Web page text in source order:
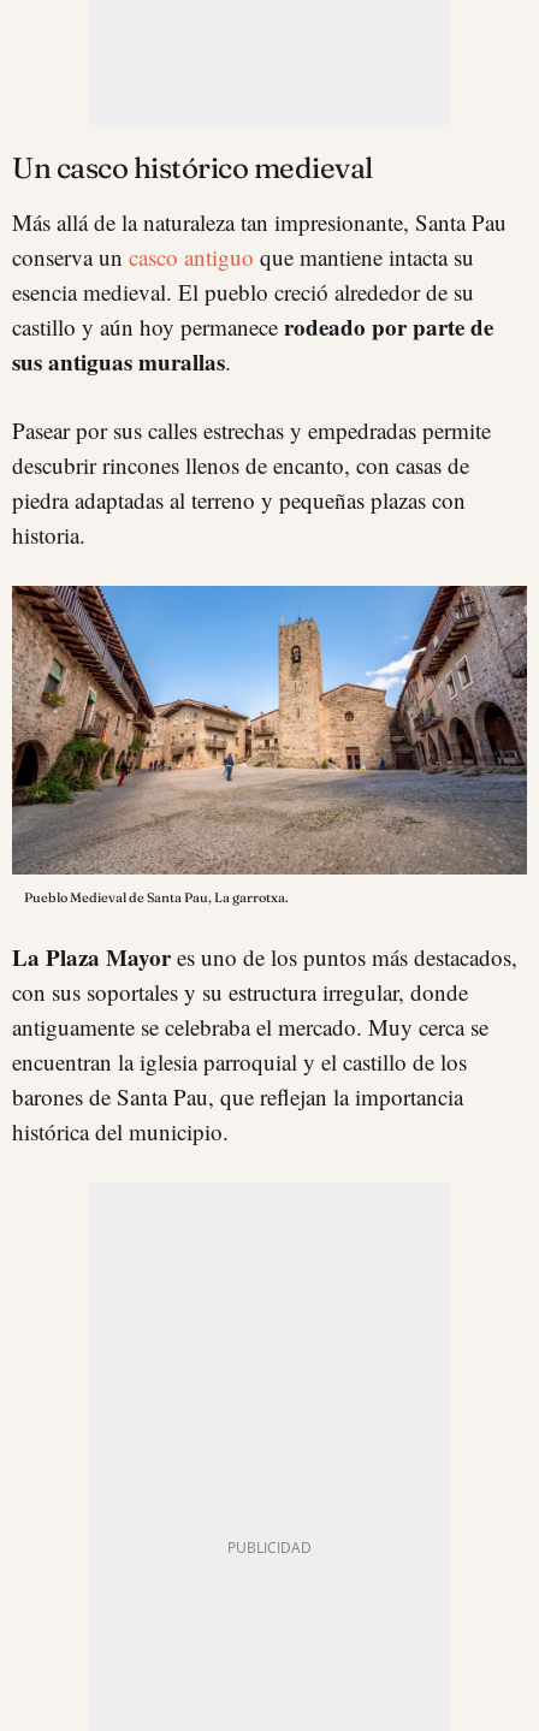
Un casco histórico medieval
Más allá de la naturaleza tan impresionante, Santa Pau
conserva un casco antiguo que mantiene intacta su
esencia medieval. El pueblo creció alrededor de su
castillo y aún hoy permanece rodeado por parte de
sus antiguas murallas.
Pasear por sus calles estrechas y empedradas permite
descubrir rincones llenos de encanto, con casas de
piedra adaptadas al terreno y pequeñas plazas con
historia.
Pueblo Medieval de Santa Pau, La garrotxa.
La Plaza Mayores uno de los puntos más destacados,
con sus soportales y su estructura irregular, donde
antiguamente se celebraba el mercado. Muy cerca se
encuentran la iglesia parroquial y el castillo de los
barones de Santa Pau, que reflejan la importancia
histórica del municipio.